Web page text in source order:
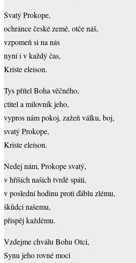
Svatý Prokope,
ochránce české země, otče náš,
vzpomeň si na nás
nyní i v každý čas,
Kriste eleison.
Tys přítel Boha věčného,
ctitel a milovník jeho,
vypros nám pokoj, zažeň válku, boj,
svatý Prokope,
Kriste eleison.
Nedej nám, Prokope svatý,
v hříších našich tvrdě spáti,
v poslední hodinu proti ďáblu zlému,
škůdci našemu,
přispěj každému.
Vzdejme chválu Bohu Otci,
Synu jeho rovné moci